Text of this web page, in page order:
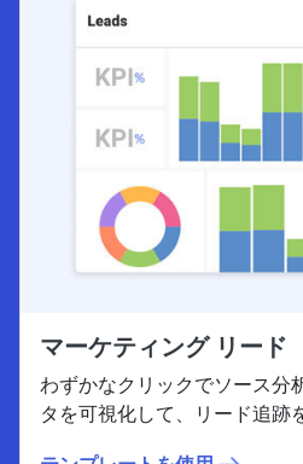
マーケティング リード
わずかなクリックでソース分
タを可視化して、リード追跡